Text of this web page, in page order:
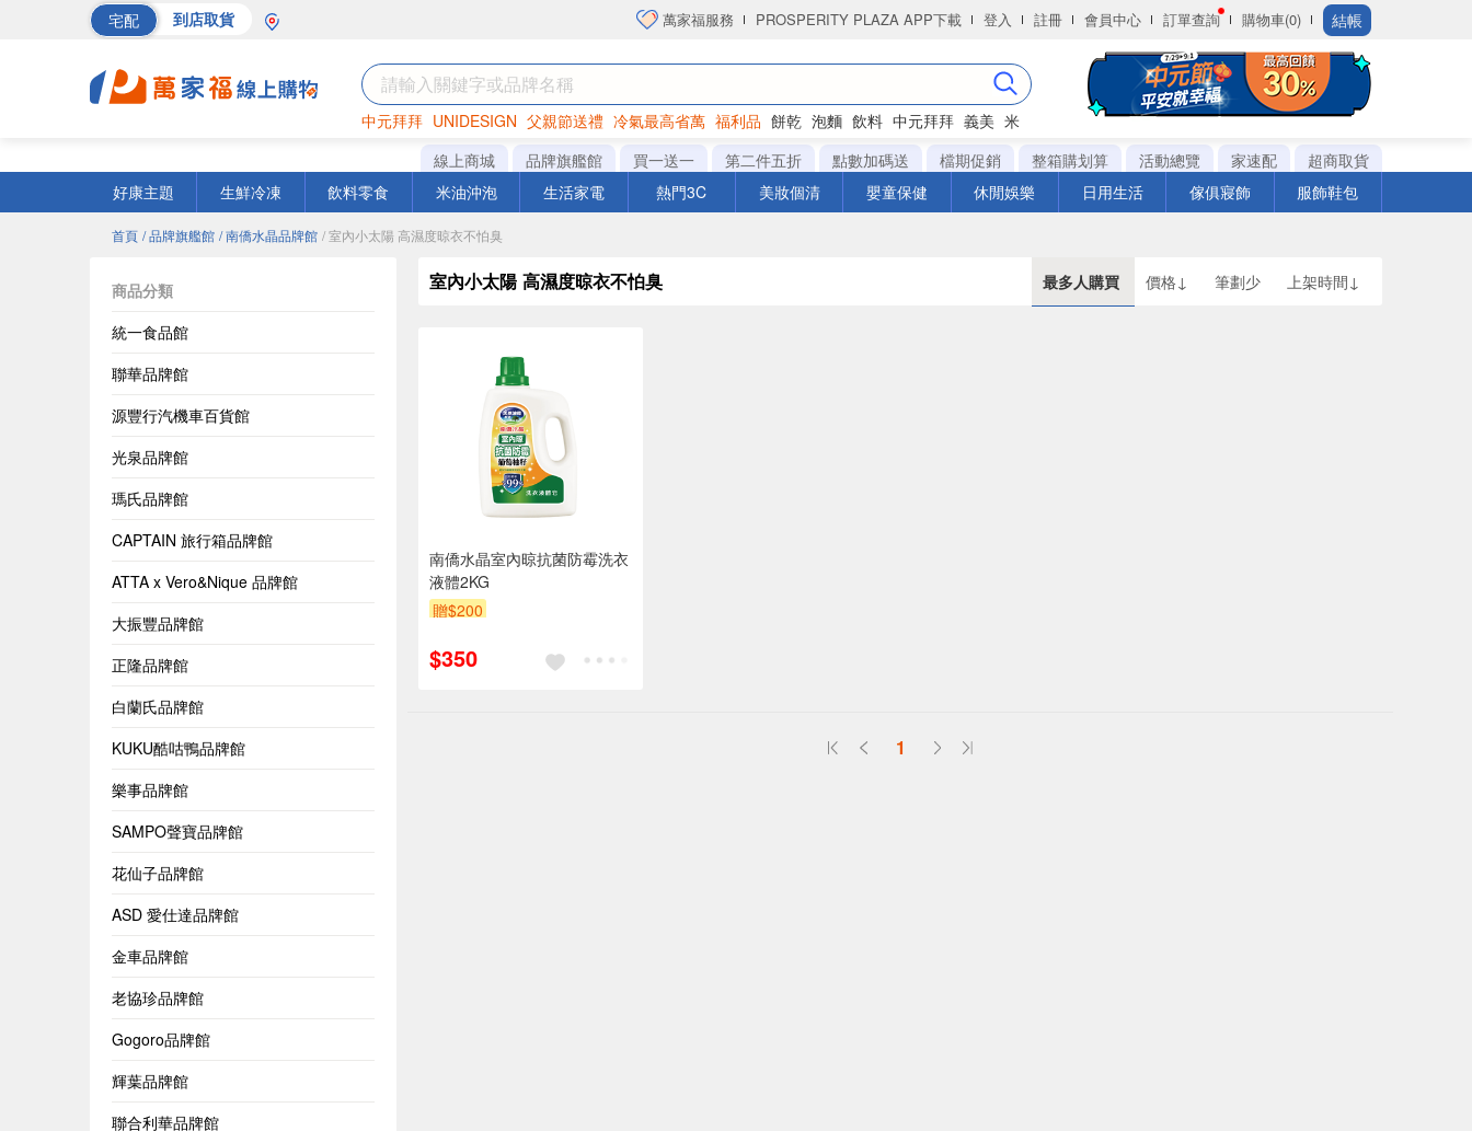
宅配 到店取貨 萬家福服務 PROSPERITY PLAZA APP下載 登入 註冊 會員中心 訂單查詢 購物車(0) 結帳
中元拜拜 UNIDESIGN 父親節送禮 冷氣最高省萬 福利品 餅乾 泡麵 飲料 中元拜拜 義美 米
巧克力 罐頭 衛生紙
線上商城 品牌旗艦館 買一送一 第二件五折 點數加碼送 檔期促銷 整箱購划算 活動總覽 家速配
超商取貨
好康主題
生鮮冷凍 飲料零食 米油沖泡 生活家電 熱門3C 美妝個清 嬰童保健 休閒娛樂 日用生活 傢俱寢飾 服飾鞋包
首頁 / 品牌旗艦館 / 南僑水晶品牌館 / 室內小太陽 高濕度晾衣不怕臭
商品分類
統一食品館
聯華品牌館
源豐行汽機車百貨館
光泉品牌館
瑪氏品牌館
CAPTAIN 旅行箱品牌館
ATTA x Vero&Nique 品牌館
大振豐品牌館
正隆品牌館
白蘭氏品牌館
KUKU酷咕鴨品牌館
樂事品牌館
SAMPO聲寶品牌館
花仙子品牌館
ASD 愛仕達品牌館
金車品牌館
老協珍品牌館
Gogoro品牌館
輝葉品牌館
聯合利華品牌館
室內小太陽 高濕度晾衣不怕臭 最多人購買 價格↓ 筆劃少 上架時間↓
南僑水晶室內晾抗菌防霉洗衣
液體2KG
贈$200
$350
1